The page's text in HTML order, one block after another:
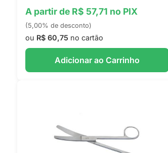
A partir de R$ 57,71 no PIX
(5,00% de desconto)
ou R$ 60,75 no cartão
Adicionar ao Carrinho